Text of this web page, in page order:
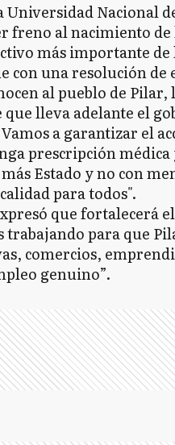
Universidad Nacional
freno al nacimiento
más importante
con una resolución de
al pueblo de Pilar,
que lleva adelante el
a garantizar el
prescripción
Estado y no con
para todos".
que fortalecerá
trabajando para que
comercios,
genuino”.